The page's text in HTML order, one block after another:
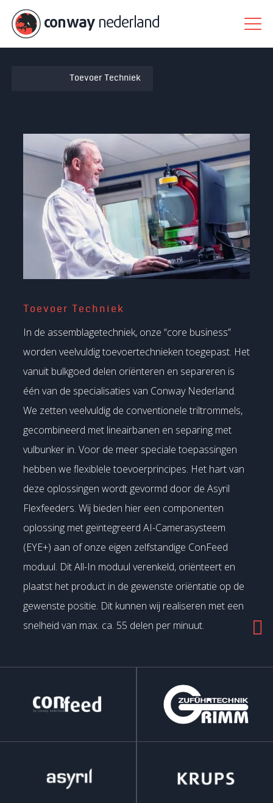
conwaynederland
Toevoer Techniek
Toevoer Techniek
In de assemblagetechniek, onze “core business”
worden veelvuldig toevoertechnieken toegepast. Het
vanuit bulkgoed delen oriënteren en separeren is
één van de specialisaties van Conway Nederland.
We zetten veelvuldig de conventionele triltrommels,
gecombineerd met lineairbanen en separing met
vulbunker in. Voor de meer speciale toepassingen
hebben we flexiblele toevoerprincipes. Het hart van
deze oplossingen wordt gevormd door de Asyril
Flexfeeders. Wij bieden hier een componenten
oplossing met geïntegreerd AI-Camerasysteem
(EYE+) aan of onze eigen zelfstandige ConFeed
moduul. Dit All-In moduul verenkeld, oriënteert en
plaatst het product in de gewenste oriëntatie op de
gewenste positie. Dit kunnen wij realiseren met een
snelheid van max. ca. 55 delen per minuut.